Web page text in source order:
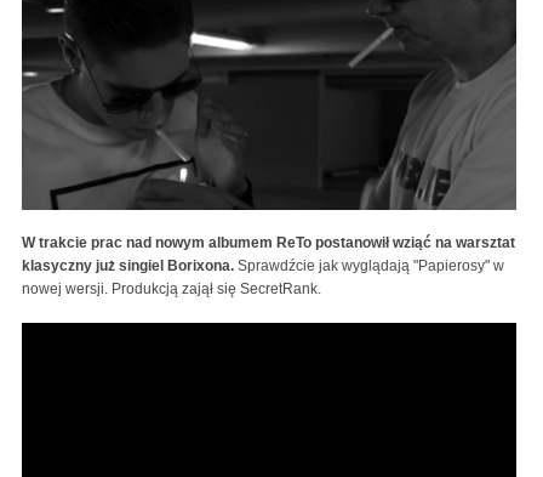
W trakcie prac nad nowym albumem ReTo postanowił wziąć na warsztat
klasyczny już singiel Borixona. Sprawdźcie jak wyglądają "Papierosy" w
nowej wersji. Produkcją zajął się SecretRank.